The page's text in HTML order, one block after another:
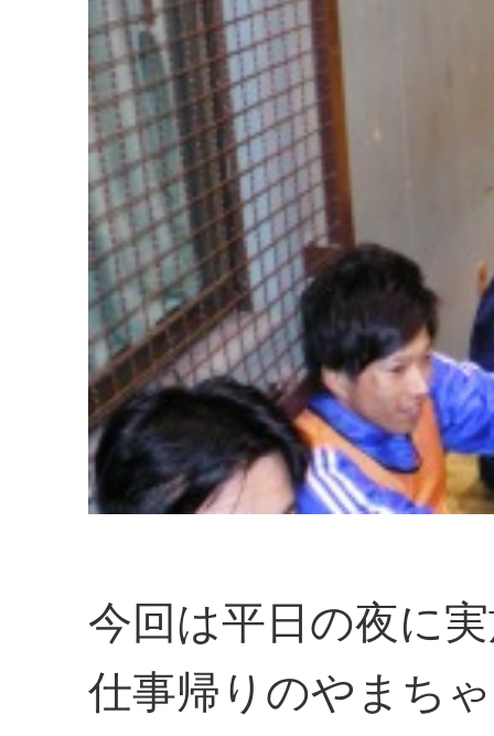
今回は平日の夜に
仕事帰りのやまち